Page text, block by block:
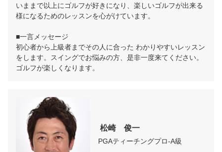
いままで以上にゴルフが好きになり、楽しいゴルフが出来る
様になるためのレッスンを心がけています。
■一言メッセージ
初心者から上級者までその人に合った わかりやすいレッスン
をします。スイングでお悩みの方、是非一度来てください。
ゴルフが楽しくなります。
松崎　俊一
PGAティーチングプロ-A級